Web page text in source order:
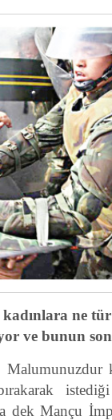
ne
ve bunun
dek Mançu